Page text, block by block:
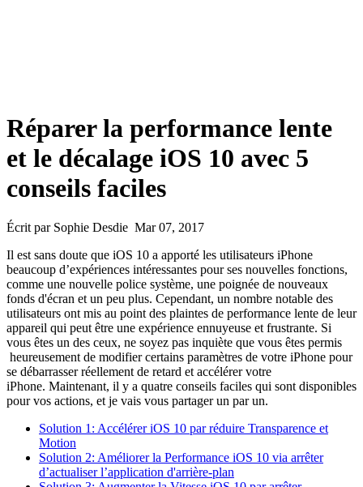
Réparer la performance lente
et le décalage iOS 10 avec 5
conseils faciles
Écrit par Sophie Desdie Mar 07, 2017
Il est sans doute que iOS 10 a apporté les utilisateurs iPhone
beaucoup d’expériences intéressantes pour ses nouvelles fonctions,
comme une nouvelle police système, une poignée de nouveaux
fonds d'écran et un peu plus. Cependant, un nombre notable des
utilisateurs ont mis au point des plaintes de performance lente de leur
appareil qui peut être une expérience ennuyeuse et frustrante. Si
vous êtes un des ceux, ne soyez pas inquiète que vous êtes permis
heureusement de modifier certains paramètres de votre iPhone pour
se débarrasser réellement de retard et accélérer votre
iPhone. Maintenant, il y a quatre conseils faciles qui sont disponibles
pour vos actions, et je vais vous partager un par un.
Solution 1: Accélérer iOS 10 par réduire Transparence et
Motion
Solution 2: Améliorer la Performance iOS 10 via arrêter
d’actualiser l’application d'arrière-plan